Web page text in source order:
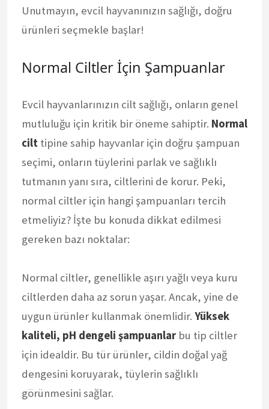
Unutmayın, evcil hayvanınızın sağlığı, doğru
ürünleri seçmekle başlar!
Normal Ciltler İçin Şampuanlar
Evcil hayvanlarınızın cilt sağlığı, onların genel
mutluluğu için kritik bir öneme sahiptir. Normal
cilt tipine sahip hayvanlar için doğru şampuan
seçimi, onların tüylerini parlak ve sağlıklı
tutmanın yanı sıra, ciltlerini de korur. Peki,
normal ciltler için hangi şampuanları tercih
etmeliyiz? İşte bu konuda dikkat edilmesi
gereken bazı noktalar:
Normal ciltler, genellikle aşırı yağlı veya kuru
ciltlerden daha az sorun yaşar. Ancak, yine de
uygun ürünler kullanmak önemlidir. Yüksek
kaliteli, pH dengeli şampuanlarbu tip ciltler
için idealdir. Bu tür ürünler, cildin doğal yağ
dengesini koruyarak, tüylerin sağlıklı
görünmesini sağlar.